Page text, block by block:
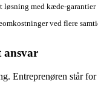
løsning med kæde‑garantier
ved flere
ansvar
Entreprenøren